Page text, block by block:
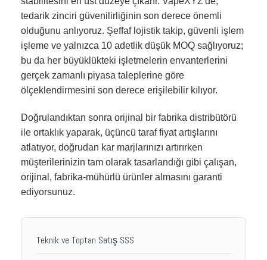
tedarik zinciri güvenilirliğinin son derece önemli
olduğunu anlıyoruz. Şeffaf lojistik takip, güvenli işlem
işleme ve yalnızca 10 adetlik düşük MOQ sağlıyoruz;
bu da her büyüklükteki işletmelerin envanterlerini
gerçek zamanlı piyasa taleplerine göre
ölçeklendirmesini son derece erişilebilir kılıyor.
Doğrulandıktan sonra orijinal bir fabrika distribütörü
ile ortaklık yaparak, üçüncü taraf fiyat artışlarını
atlatıyor, doğrudan kar marjlarınızı artırırken
müşterilerinizin tam olarak tasarlandığı gibi çalışan,
orijinal, fabrika-mühürlü ürünler almasını garanti
ediyorsunuz.
Teknik ve Toptan Satış SSS